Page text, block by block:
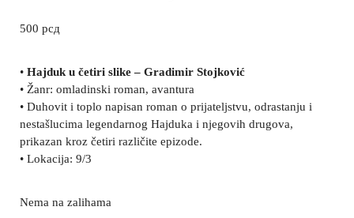
500 рсд
• Hajduk u četiri slike – Gradimir Stojković
• Žanr: omladinski roman, avantura
• Duhovit i toplo napisan roman o prijateljstvu, odrastanju i
nestašlucima legendarnog Hajduka i njegovih drugova,
prikazan kroz četiri različite epizode.
• Lokacija: 9/3
Nema na zalihama